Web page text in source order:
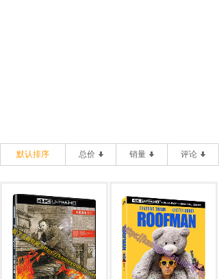
默认排序 总价 销量 评论